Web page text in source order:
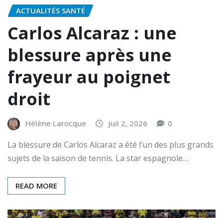
ACTUALITÉS SANTÉ
Carlos Alcaraz : une
blessure après une
frayeur au poignet
droit
Hélène Larocque Juil 2, 2026 0
La blessure de Carlos Alcaraz a été l’un des plus grands
sujets de la saison de tennis. La star espagnole…
READ MORE